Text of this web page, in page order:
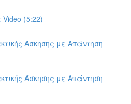
(5:22)
Άσκησης με Απάντηση
Άσκησης με Απάντηση